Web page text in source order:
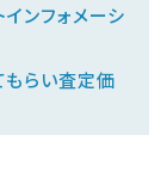
ンフォメーシ
らい査定価